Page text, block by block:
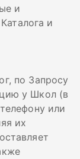
и
и
по Запросу
у Школ (в
или
их